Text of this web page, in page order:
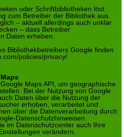
oder Schriftbibliotheken löst
zum Betreiber der Bibliothek aus.
– aktuell allerdings auch unklar
– dass Betreiber
Daten erheben.
Bibliothekbetreibers Google finden
policies/privacy/
Maps API, um geographische
Bei der Nutzung von Google
Daten über die Nutzung der
erhoben, verarbeitet und
über die Datenverarbeitung durch
Datenschutzhinweisen
im Datenschutzcenter auch Ihre
verändern.